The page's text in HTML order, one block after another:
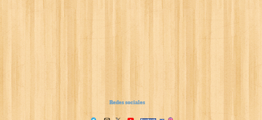
Redes sociales